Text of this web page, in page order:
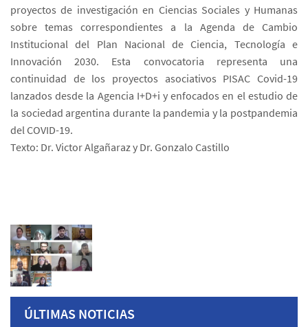
proyectos de investigación en Ciencias Sociales y Humanas
sobre temas correspondientes a la Agenda de Cambio
Institucional del Plan Nacional de Ciencia, Tecnología e
Innovación 2030. Esta convocatoria representa una
continuidad de los proyectos asociativos PISAC Covid-19
lanzados desde la Agencia I+D+i y enfocados en el estudio de
la sociedad argentina durante la pandemia y la postpandemia
del COVID-19.
Texto: Dr. Victor Algañaraz y Dr. Gonzalo Castillo
ÚLTIMAS NOTICIAS